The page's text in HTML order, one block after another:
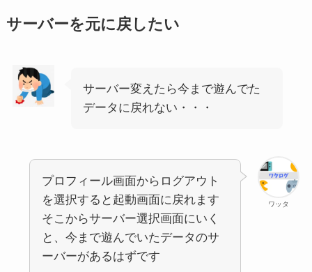
サーバーを元に戻したい
サーバー変えたら今まで遊んでた
データに戻れない・・・
ワッタ
プロフィール画面からログアウト
を選択すると起動画面に戻れます
そこからサーバー選択画面にいく
と、今まで遊んでいたデータのサ
ーバーがあるはずです